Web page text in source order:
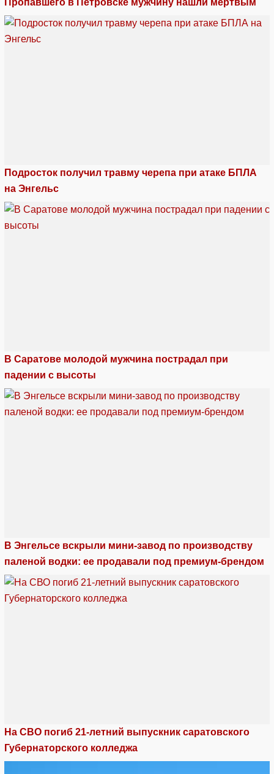
Пропавшего в Петровске мужчину нашли мертвым
Подросток получил травму черепа при атаке БПЛА
на Энгельс
В Саратове молодой мужчина пострадал при
падении с высоты
В Энгельсе вскрыли мини-завод по производству
паленой водки: ее продавали под премиум-брендом
На СВО погиб 21-летний выпускник саратовского
Губернаторского колледжа